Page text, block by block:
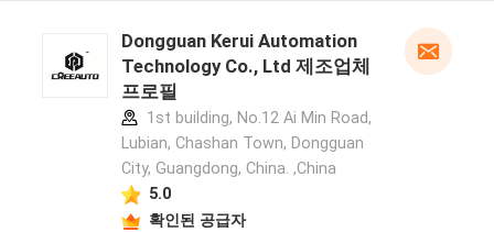
Dongguan Kerui Automation
Technology Co., Ltd 제조업체
프로필
1st building, No.12 Ai Min Road,
Lubian, Chashan Town, Dongguan
City, Guangdong, China. ,China
5.0
확인된 공급자